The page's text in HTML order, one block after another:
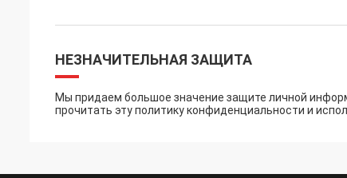
НЕЗНАЧИТЕЛЬНАЯ ЗАЩИТА
Мы придаем большое значение защите личной
прочитать эту политику конфиденциальности и